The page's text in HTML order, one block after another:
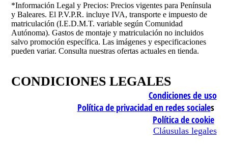
*Información Legal y Precios: Precios vigentes para Península
y Baleares. El P.V.P.R. incluye IVA, transporte e impuesto de
matriculación (I.E.D.M.T. variable según Comunidad
Autónoma). Gastos de montaje y matriculación no incluidos
salvo promoción específica. Las imágenes y especificaciones
pueden variar. Consulta nuestras ofertas actuales en tienda.
CONDICIONES LEGALES
Condiciones de uso
Política de privacidad en redes sociales
Política de cookie
Cláusulas legales